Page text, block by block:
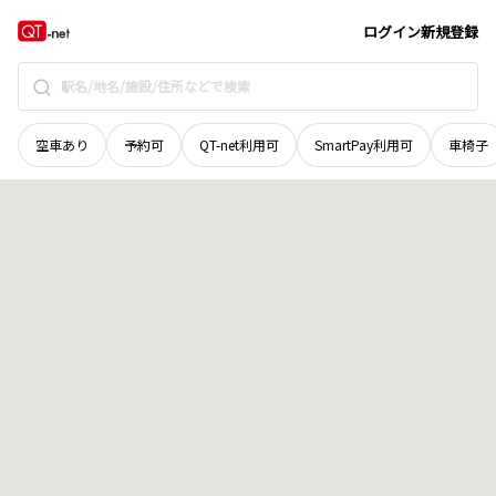
ログイン新規登録
空車あり 予約可 QT-net利用可 SmartPay利用可 車椅子
愛媛県